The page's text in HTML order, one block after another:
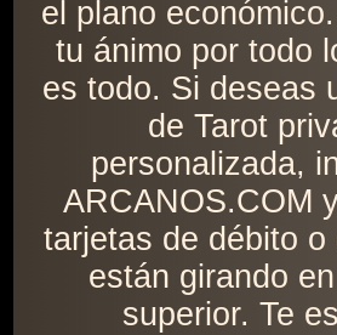
el plano
tu ánimo por todo
es todo. Si deseas
de Tarot
personalizada,
ARCANOS.COM
tarjetas de débito o
están girando
superior. Te